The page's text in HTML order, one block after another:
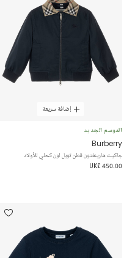
إضافة سريعة
الموسم الجديد
Burberry
جاكيت هارينغتون قطن تويل لون كحلي للأولاد
UK£ 450.00